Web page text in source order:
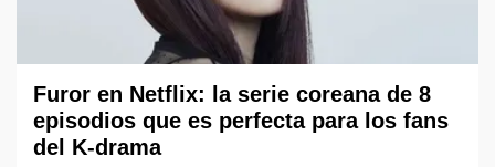
Furor en Netflix: la serie coreana de 8
episodios que es perfecta para los fans
del K-drama